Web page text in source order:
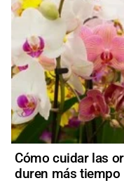
Cómo cuidar las
duren más tiempo